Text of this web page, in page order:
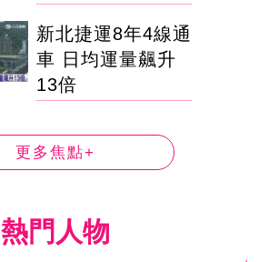
新北捷運8年4線通
車 日均運量飆升
13倍
更多焦點+
熱門人物